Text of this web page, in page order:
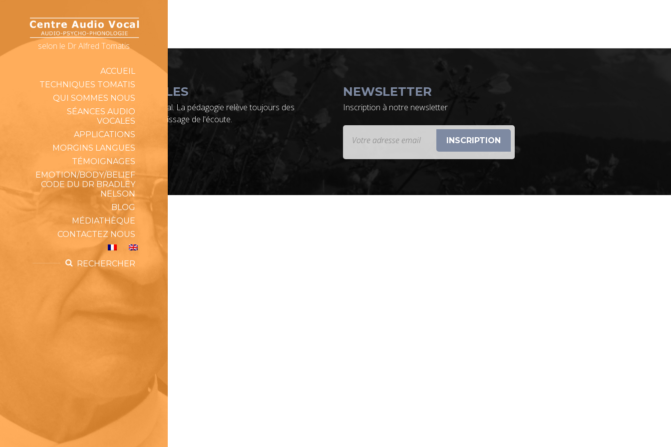
selon le Dr Alfred Tomatis
ACCUEIL
TECHNIQUES TOMATIS
QUI SOMMES NOUS
SÉANCES AUDIO
VOCALES
APPLICATIONS
MORGINS LANGUES
TÉMOIGNAGES
EMOTION/BODY/BELIEF
CODE DU DR BRADLEY
NELSON
BLOG
MÉDIATHÈQUE
CONTACTEZ NOUS
RECHERCHER
INFORMATIONS LÉGALES
Notre centre n'est pas un centre médical. La pédagogie relève toujours des
mécanismes et du processus d'apprentissage de l'écoute.
Copyright © Centre Audio-Vocal 2026
NEWSLETTER
Inscription à notre newsletter
INSCRIPTION